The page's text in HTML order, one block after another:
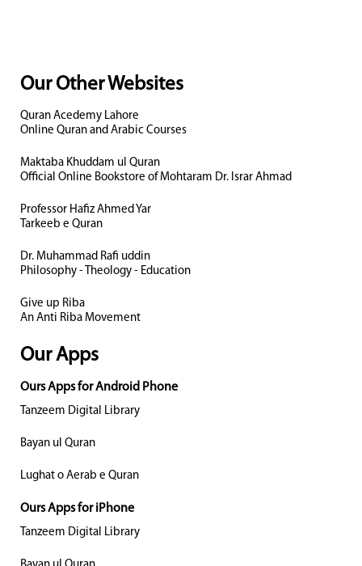
Our Other Websites
Quran Acedemy Lahore
Online Quran and Arabic Courses
Maktaba Khuddam ul Quran
Official Online Bookstore of Mohtaram Dr. Israr Ahmad
Professor Hafiz Ahmed Yar
Tarkeeb e Quran
Dr. Muhammad Rafi uddin
Philosophy - Theology - Education
Give up Riba
An Anti Riba Movement
Our Apps
Ours Apps for Android Phone
Tanzeem Digital Library
Bayan ul Quran
Lughat o Aerab e Quran
Ours Apps for iPhone
Tanzeem Digital Library